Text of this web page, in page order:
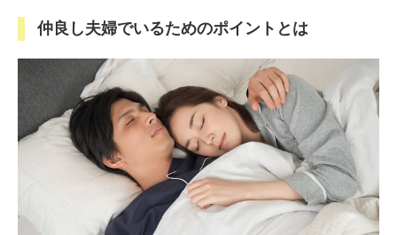
仲良し夫婦でいるためのポイントとは